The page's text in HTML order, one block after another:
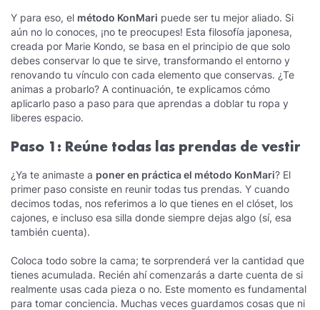
Y para eso, el método KonMari puede ser tu mejor aliado. Si
aún no lo conoces, ¡no te preocupes! Esta filosofía japonesa,
creada por Marie Kondo, se basa en el principio de que solo
debes conservar lo que te sirve, transformando el entorno y
renovando tu vínculo con cada elemento que conservas. ¿Te
animas a probarlo? A continuación, te explicamos cómo
aplicarlo paso a paso para que aprendas a doblar tu ropa y
liberes espacio.
Paso 1: Reúne todas las prendas de vestir
¿Ya te animaste a poner en práctica el método KonMari? El
primer paso consiste en reunir todas tus prendas. Y cuando
decimos todas, nos referimos a lo que tienes en el clóset, los
cajones, e incluso esa silla donde siempre dejas algo (sí, esa
también cuenta).
Coloca todo sobre la cama; te sorprenderá ver la cantidad que
tienes acumulada. Recién ahí comenzarás a darte cuenta de si
realmente usas cada pieza o no. Este momento es fundamental
para tomar conciencia. Muchas veces guardamos cosas que ni